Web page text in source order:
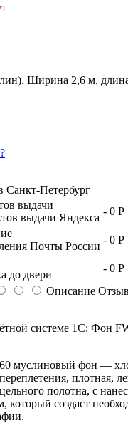
Ширина 2,6 м,
Санкт-Петербург
выдачи
выдачи Яндекса
- 0 Р
Почты России
- 0 Р
до двери
- 0 Р
Описание
системе 1С: Фон
муслиновый фон —
плотная,
полотна, с
который создаст